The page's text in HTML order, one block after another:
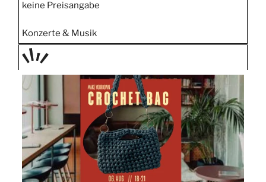
keine Preisangabe
Konzerte & Musik
TAGE
STIPP